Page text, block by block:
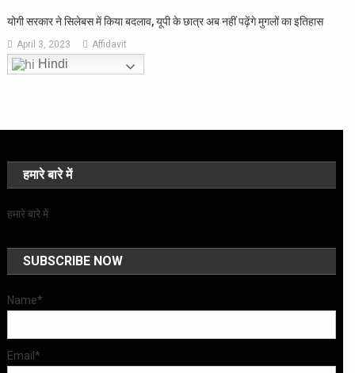
योगी सरकार ने सिलेबस में किया बदलाव, यूपी के छात्र अब नहीं पढ़ेंगे मुगलों का इतिहास
April 3, 2023 Affidavit
Hindi
हमारे बारे में
हमारे बारे में
SUBSCRIBE NOW
Name*
Email*